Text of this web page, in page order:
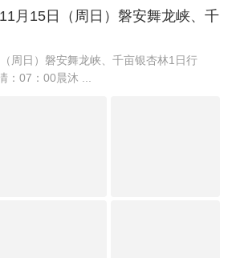
11月15日（周日）磐安舞龙峡、千
周日）磐安舞龙峡、千亩银杏林1日行
：07：00晨沐 ...